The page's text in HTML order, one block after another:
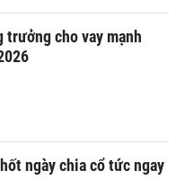
trưởng cho vay mạnh
ngày chia cổ tức ngay